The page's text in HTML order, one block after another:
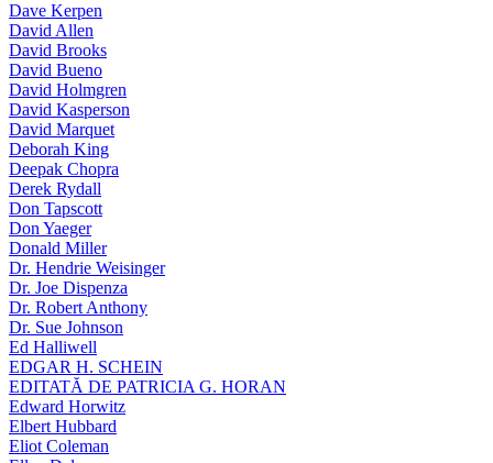
Dave Kerpen
David Allen
David Brooks
David Bueno
David Holmgren
David Kasperson
David Marquet
Deborah King
Deepak Chopra
Derek Rydall
Don Tapscott
Don Yaeger
Donald Miller
Dr. Hendrie Weisinger
Dr. Joe Dispenza
Dr. Robert Anthony
Dr. Sue Johnson
Ed Halliwell
EDGAR H. SCHEIN
EDITATĂ DE PATRICIA G. HORAN
Edward Horwitz
Elbert Hubbard
Eliot Coleman